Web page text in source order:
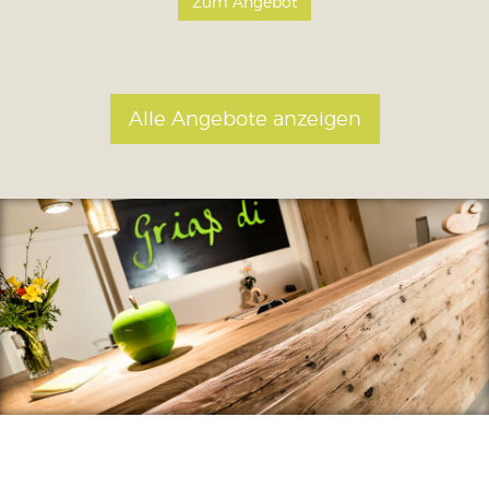
Alle Angebote anzeigen